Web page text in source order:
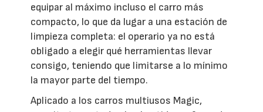
equipar al máximo incluso el carro más
compacto, lo que da lugar a una estación de
limpieza completa: el operario ya no está
obligado a elegir qué herramientas llevar
consigo, teniendo que limitarse a lo mínimo
la mayor parte del tiempo.
Aplicado a los carros multiusos Magic,